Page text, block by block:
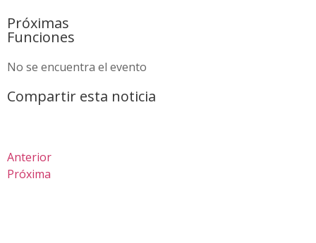
Próximas
Funciones
No se encuentra el evento
Compartir esta noticia
Anterior
Próxima